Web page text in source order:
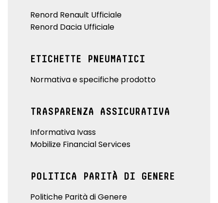
Renord Renault Ufficiale
Renord Dacia Ufficiale
ETICHETTE PNEUMATICI
Normativa e specifiche prodotto
TRASPARENZA ASSICURATIVA
Informativa Ivass
Mobilize Financial Services
POLITICA PARITÀ DI GENERE
Politiche Parità di Genere